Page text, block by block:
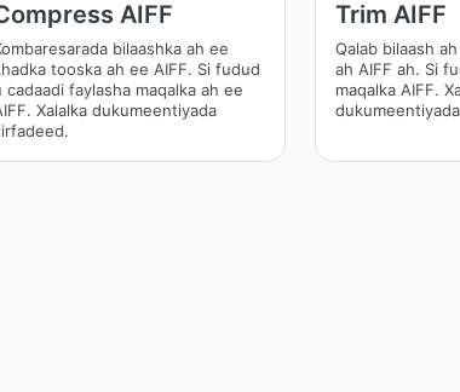
AIFF
bilaashka ah ee
tooska ah ee AIFF. Si fudud
cadaadi faylasha maqalka ah ee
Xalalka dukumeentiyada
Trim AIFF
Qalab bilaash
ah AIFF ah. Si
maqalka AIFF.